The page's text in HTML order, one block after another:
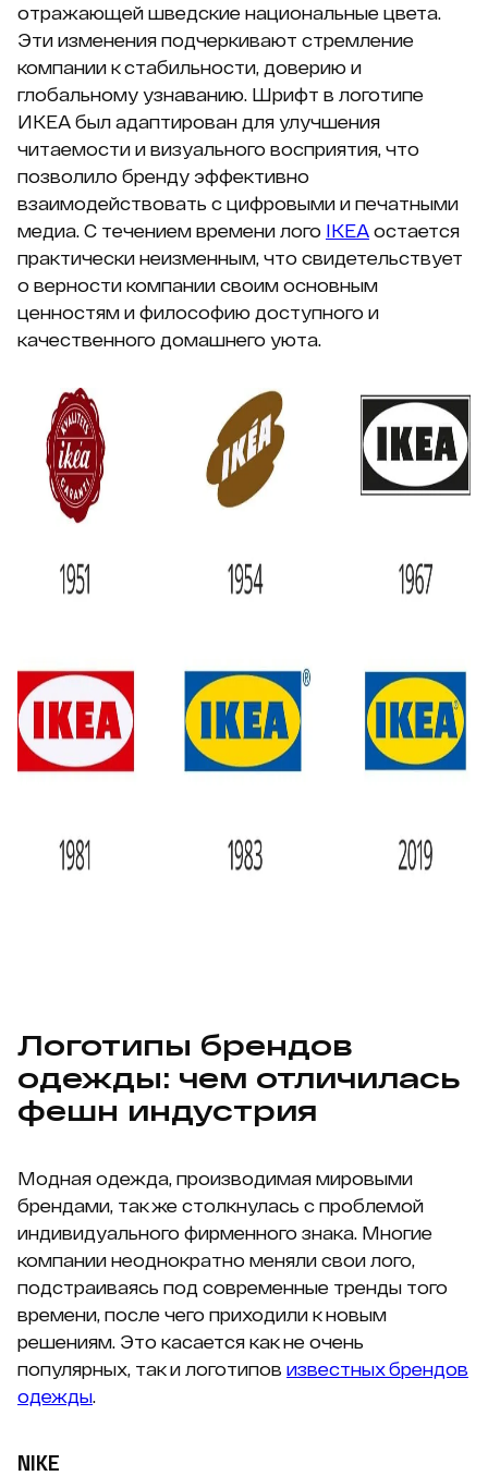
отражающей шведские национальные цвета.
Эти изменения подчеркивают стремление
компании к стабильности, доверию и
глобальному узнаванию. Шрифт в логотипе
ИКЕА был адаптирован для улучшения
читаемости и визуального восприятия, что
позволило бренду эффективно
взаимодействовать с цифровыми и печатными
медиа. С течением времени лого IKEA остается
практически неизменным, что свидетельствует
о верности компании своим основным
ценностям и философию доступного и
качественного домашнего уюта.
Логотипы брендов
одежды: чем отличилась
фешн индустрия
Модная одежда, производимая мировыми
брендами, так же столкнулась с проблемой
индивидуального фирменного знака. Многие
компании неоднократно меняли свои лого,
подстраиваясь под современные тренды того
времени, после чего приходили к новым
решениям. Это касается как не очень
популярных, так и логотипов известных брендов
одежды.
NIKE